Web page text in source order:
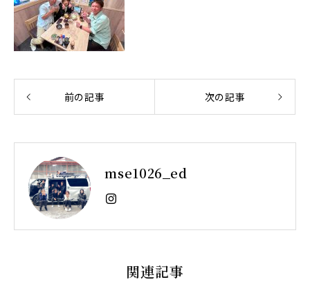
前の記事 次の記事
mse1026_ed
関連記事